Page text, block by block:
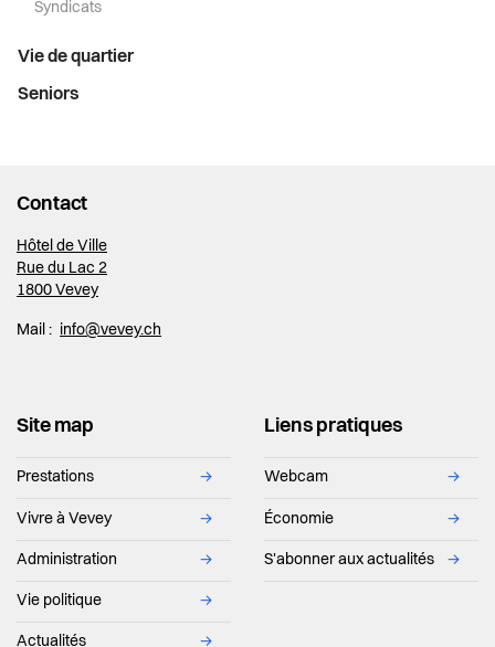
Vie de quartier
Syndicats
Vie de quartier
Seniors
Contact
Hôtel de Ville
Rue du Lac 2
1800 Vevey
Mail : info@vevey.ch
Site map
Prestations →
Vivre à Vevey →
Administration →
Vie politique →
Actualités →
Liens pratiques
Webcam →
Économie →
S'abonner aux actualités →